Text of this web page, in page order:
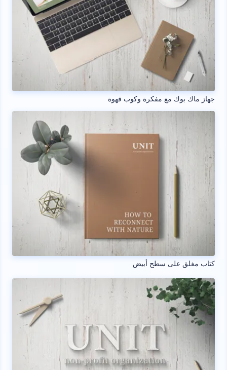
جهاز ماك بوك مع مفكرة وكوب قهوة
كتاب مغلق على سطح أبيض